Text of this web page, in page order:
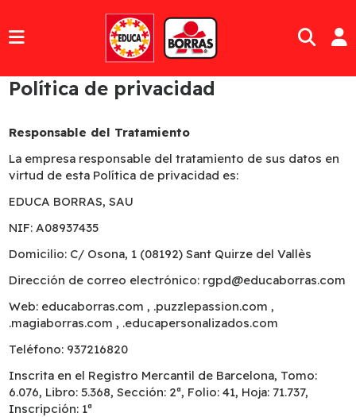
Política de privacidad
Responsable del Tratamiento
La empresa responsable del tratamiento de sus datos en
virtud de esta Política de privacidad es:
EDUCA BORRAS, SAU
NIF: A08937435
Domicilio: C/ Osona, 1 (08192) Sant Quirze del Vallès
Dirección de correo electrónico: rgpd@educaborras.com
Web: educaborras.com , .puzzlepassion.com ,
.magiaborras.com , .educapersonalizados.com
Teléfono: 937216820
Inscrita en el Registro Mercantil de Barcelona, Tomo:
6.076, Libro: 5.368, Sección: 2ª, Folio: 41, Hoja: 71.737,
Inscripción: 1ª